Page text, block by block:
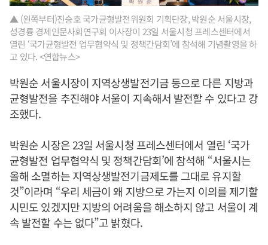
▲ (왼쪽부터)진승호 국가균형발전위원회 기획단장, 박원순 서울시장,
성경륭 경제인문사회연구회 이사장이 23일 서울시청 프레스센터에서
열린 ‘국가균형발전 업무협약식 및 정책간담회’에 참석해 기념촬영을 하
고 있다. <연합뉴스>
박원순 서울시장이 지역상생발전기금 등으로 다른 지방과
균형발전을 추진해야 서울이 지속해서 발전할 수 있다고 강
조했다.
박원순 시장은 23일 서울시청 프레스센터에서 열린 ‘국가
균형발전 업무협약식 및 정책간담회’에 참석해 “서울시는
올해 소멸하는 지역상생발전기금제도를 그대로 유지할
것”이라며 “우리 세금이 왜 지방으로 가는지 이의를 제기할
시민도 있겠지만 지방의 어려움을 해소하지 않고 서울이 계
속 발전할 수는 없다”고 밝혔다.